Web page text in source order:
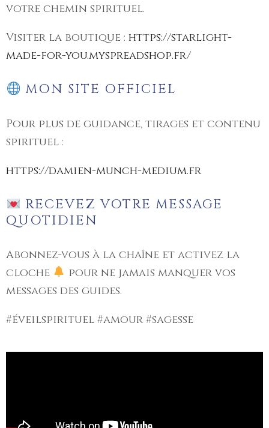
votre chemin spirituel.
Visiter la boutique : https://starlight-
made-for-you.myspreadshop.fr/
MON SITE OFFICIEL
Pour plus de guidance, tirages et contenu
spirituel :
https://damien-munch-medium.fr
RECEVEZ VOTRE MESSAGE
QUOTIDIEN
Abonnez-vous à la chaîne et activez la
cloche
pour ne jamais manquer vos
messages des guides.
#éveilspirituel #amour #sagesse